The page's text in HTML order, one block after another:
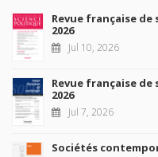
Revue française
2026
Jul 10, 2026
Revue française
2026
Jul 7, 2026
Sociétés